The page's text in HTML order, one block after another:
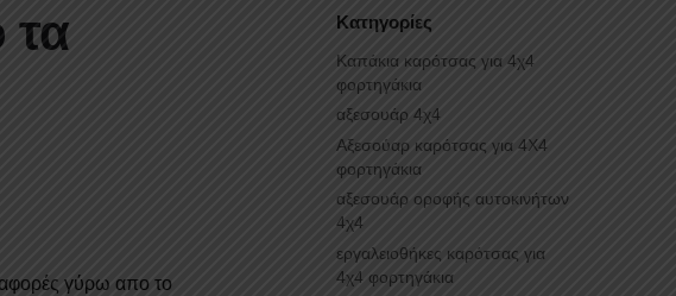
τα
γύρω απο το
Κατηγορίες
Καπάκια καρότσας για 4χ4
φορτηγάκια
αξεσουάρ 4χ4
Αξεσούαρ καρότσας για 4Χ4
φορτηγάκια
αξεσουάρ οροφής αυτοκινήτων
4χ4
εργαλειοθήκες καρότσας για
4χ4 φορτηγάκια